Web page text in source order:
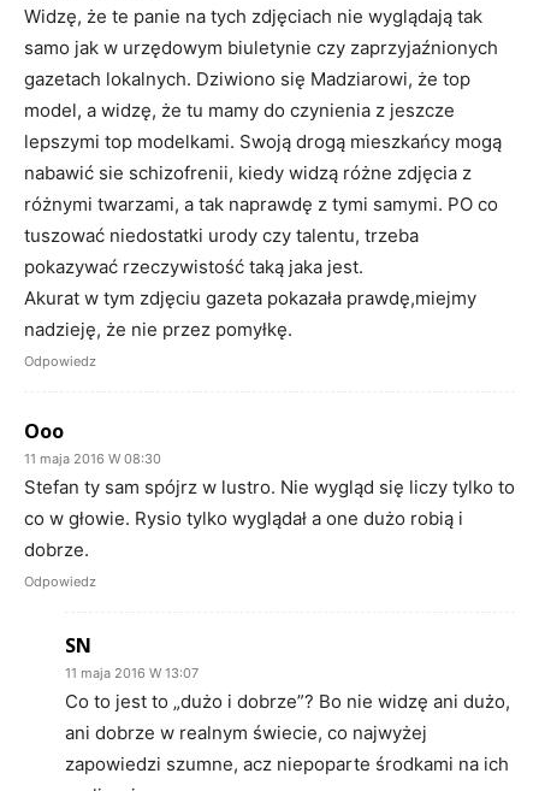
Widzę, że te panie na tych zdjęciach nie wyglądają tak
samo jak w urzędowym biuletynie czy zaprzyjaźnionych
gazetach lokalnych. Dziwiono się Madziarowi, że top
model, a widzę, że tu mamy do czynienia z jeszcze
lepszymi top modelkami. Swoją drogą mieszkańcy mogą
nabawić sie schizofrenii, kiedy widzą różne zdjęcia z
różnymi twarzami, a tak naprawdę z tymi samymi. PO co
tuszować niedostatki urody czy talentu, trzeba
pokazywać rzeczywistość taką jaka jest.
Akurat w tym zdjęciu gazeta pokazała prawdę,miejmy
nadzieję, że nie przez pomyłkę.
Odpowiedz
Ooo
11 maja 2016 W 08:30
Stefan ty sam spójrz w lustro. Nie wygląd się liczy tylko to
co w głowie. Rysio tylko wyglądał a one dużo robią i
dobrze.
Odpowiedz
SN
11 maja 2016 W 13:07
Co to jest to „dużo i dobrze”? Bo nie widzę ani dużo,
ani dobrze w realnym świecie, co najwyżej
zapowiedzi szumne, acz niepoparte środkami na ich